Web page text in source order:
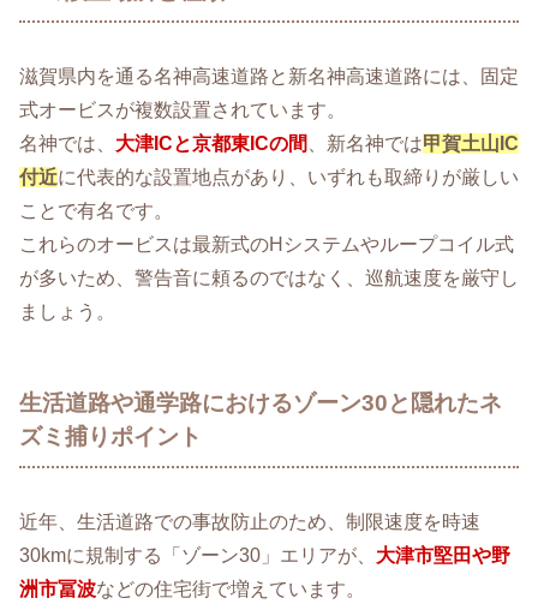
滋賀県内を通る名神高速道路と新名神高速道路には、固定
式オービスが複数設置されています。
名神では、 大津ICと京都東ICの間 、新名神では甲賀土山IC
付近に代表的な設置地点があり、いずれも取締りが厳しい
ことで有名です。
これらのオービスは最新式のHシステムやループコイル式
が多いため、警告音に頼るのではなく、巡航速度を厳守し
ましょう。
生活道路や通学路におけるゾーン30と隠れたネ
ズミ捕りポイント
近年、生活道路での事故防止のため、制限速度を時速
30kmに規制する「ゾーン30」エリアが、 大津市堅田や野
洲市冨波などの住宅街で増えています。